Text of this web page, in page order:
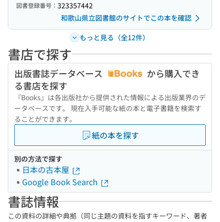
図書登録番号： 323357442
和歌山県立図書館のサイトでこの本を確認
もっと見る（全12件）
書店で探す
出版書誌データベース
から購入でき
る書店を探す
『Books』は各出版社から提供された情報による出版業界のデ
ータベースです。 現在入手可能な紙の本と電子書籍を検索す
ることができます。
紙の本を探す
別の方法で探す
日本の古本屋
Google Book Search
書誌情報
この資料の詳細や典拠（同じ主題の資料を指すキーワード、著者